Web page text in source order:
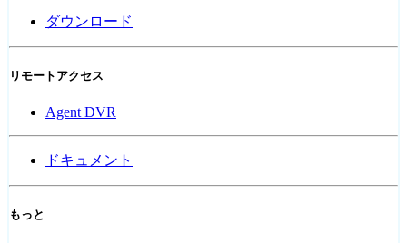
ダウンロード
リモートアクセス
Agent DVR
ドキュメント
もっと